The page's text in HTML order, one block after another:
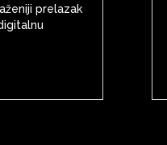
prelazak